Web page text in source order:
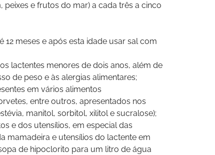
e frutos do mar) a cada três a cinco
meses e após esta idade usar sal com
lactentes menores de dois anos, além de
de peso e às alergias alimentares;
em vários alimentos
entre outros, apresentados nos
manitol, sorbitol, xilitol e sucralose);
e dos utensílios, em especial das
mamadeira e utensílios do lactente em
de hipoclorito para um litro de água